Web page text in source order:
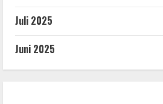
Juli 2025
Juni 2025